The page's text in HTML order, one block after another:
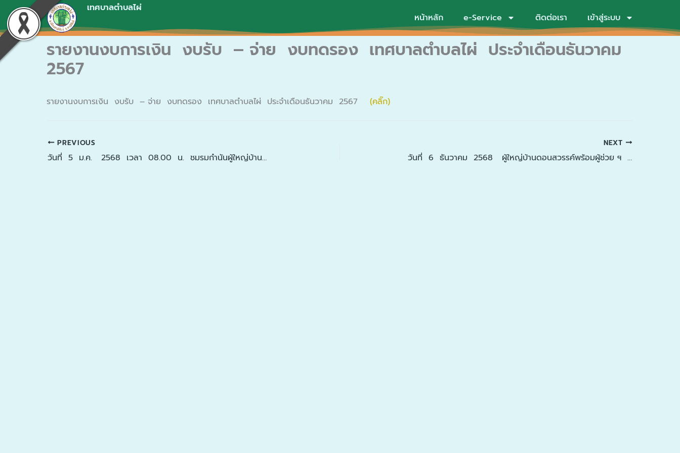
Skip
to
content
เทศบาลตำบลไผ่
หน้าหลัก
e-Service ติดต่อเรา เข้าสู่ระบบ
รายงานงบการเงิน งบรับ – จ่าย งบทดรอง เทศบาลตำบลไผ่ ประจำเดือนธันวาคม
2567
รายงานงบการเงิน งบรับ – จ่าย งบทดรอง เทศบาลตำบลไผ่ ประจำเดือนธันวาคม 2567 (คลิ๊ก)
PREVIOUS
วันที่ 5 ม.ค. 2568 เวลา 08.00 น. ชมรมกำนันผู้ใหญ่บ้านตำบลไผ่ ประชุมประจำเดือนมกราคม 2568 ณ ศาลาประชาคมวัดสุมังคลาราม บ้านหนองโพน และร่วมกันปิดด่านชุมชนตำบลไผ่ ณ หน้าวัดสุมังคลาราม บ้านหนองโพน เหตุการณ์เป็นไปด้วยความสงบเรียบร้อยดี
NEXT
วันที่ 6 ธันวาคม 2568 ผู้ใหญ่บ้านดอนสวรรค์พร้อมผู้ช่วย ฯ ได้ทำการไกล่เกลี่ยประนีประนอมลูกบ้านเป็นที่เรียบร้อยแล้ว